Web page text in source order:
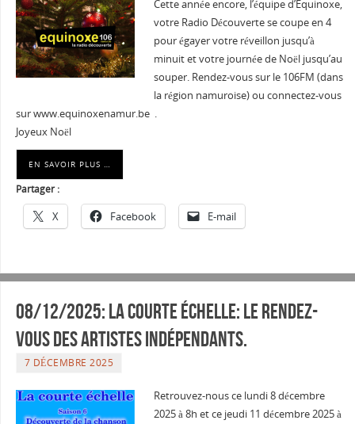
Cette année encore, l’équipe d’Equinoxe,
votre Radio Découverte se coupe en 4
pour égayer votre réveillon jusqu’à
minuit et votre journée de Noël jusqu’au
souper. Rendez-vous sur le 106FM (dans
la région namuroise) ou connectez-vous
sur www.equinoxenamur.be .
Joyeux Noël
EN SAVOIR PLUS …
Partager :
X Facebook E-mail
08/12/2025: La courte échelle: Le rendez-
vous des artistes indépendants.
7 DÉCEMBRE 2025
Retrouvez-nous ce lundi 8 décembre
2025 à 8h et ce jeudi 11 décembre 2025 à